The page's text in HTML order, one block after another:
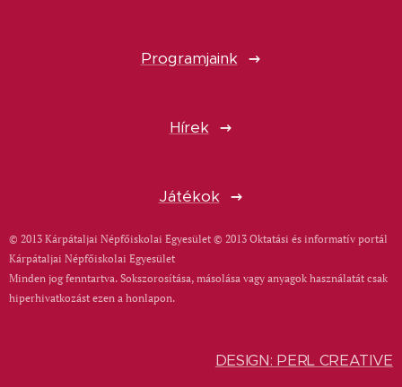
Programjaink
Hírek
Játékok
© 2013 Kárpátaljai Népfőiskolai Egyesület © 2013 Oktatási és informatív portál
Kárpátaljai Népfőiskolai Egyesület
Minden jog fenntartva. Sokszorosítása, másolása vagy anyagok használatát csak
hiperhivatkozást ezen a honlapon.
DESIGN: PERL CREATIVE